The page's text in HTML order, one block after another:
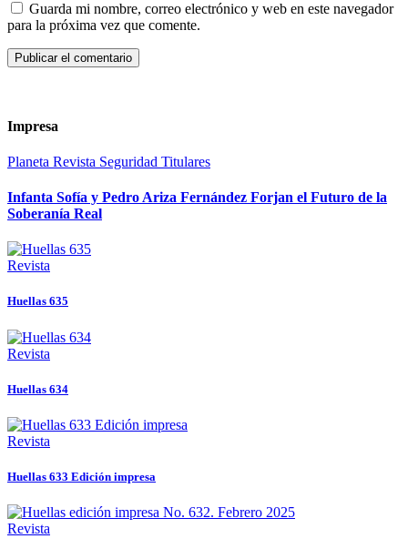
Guarda mi nombre, correo electrónico y web en este navegador
para la próxima vez que comente.
Impresa
Planeta Revista Seguridad Titulares
Infanta Sofía y Pedro Ariza Fernández Forjan el Futuro de la
Soberanía Real
Revista
Huellas 635
Revista
Huellas 634
Revista
Huellas 633 Edición impresa
Revista